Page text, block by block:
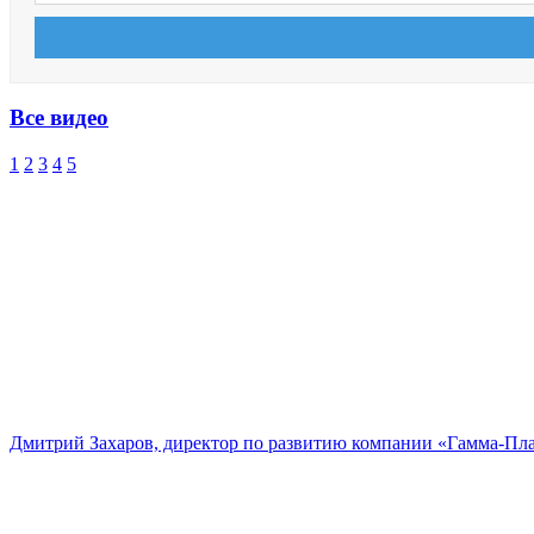
Все видео
1 2 3 4 5
Дмитрий Захаров, директор по развитию компании «Гамма-